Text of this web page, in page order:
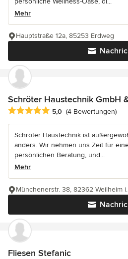
Mehr
Hauptstraße 12a, 85253 Erdweg
Schröter Haustechnik GmbH
Durchschnittliche Bewertung: 5
5,0 (4 Bewertungen)
Schröter Haustechnik ist
anders. Wir nehmen uns Zeit für
persönlichen Beratung, und...
Mehr
Münchenerstr. 38, 82362 Weilheim
Fliesen Stefanic